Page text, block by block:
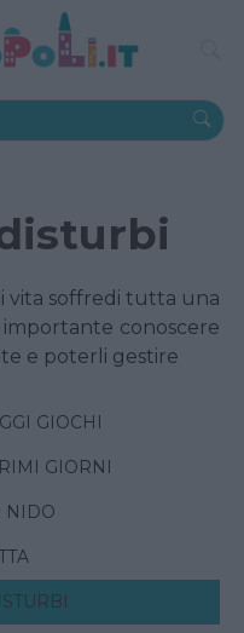
vita soffredi tutta una
conoscere
e poterli gestire
GIOCHI
GIORNI
NIDO